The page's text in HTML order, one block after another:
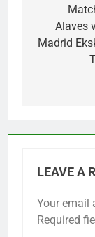
Alaves
Madrid
LEAVE A
Your email
Required